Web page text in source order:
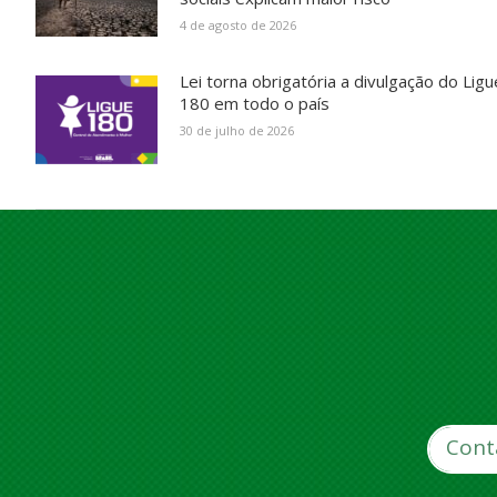
4 de agosto de 2026
Lei torna obrigatória a divulgação do
180 em todo o país
30 de julho de 2026